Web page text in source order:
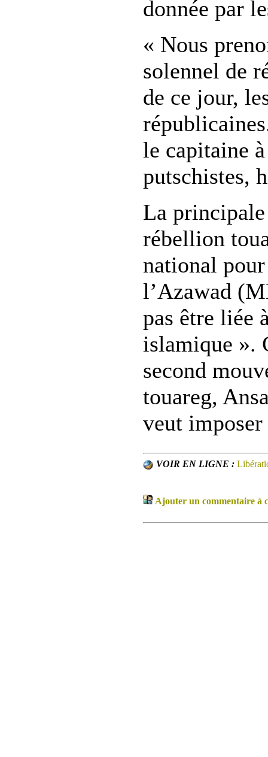
donnée par
« Nous
solennel de
de ce jour,
le capitaine
putschistes,
La
rébellion
national
l’Azawad
pas être liée
islamique ».
second
touareg,
veut
VOIR EN LIGNE :
Ajouter un commentaire à